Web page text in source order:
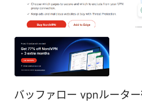
バッファロー vpnルータ